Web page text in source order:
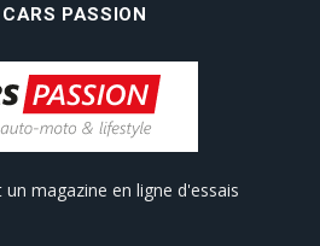
PASSION
magazine en ligne d'essais